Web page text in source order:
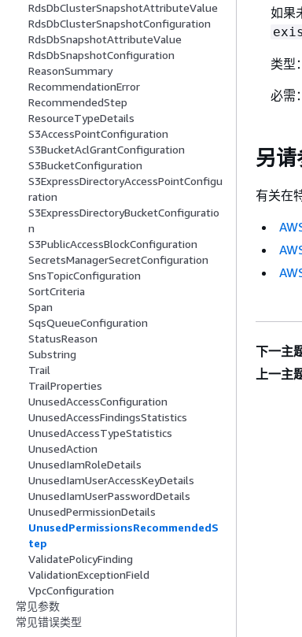
RdsDbClusterSnapshotAttributeValue
RdsDbClusterSnapshotConfiguration
RdsDbSnapshotAttributeValue
RdsDbSnapshotConfiguration
ReasonSummary
RecommendationError
RecommendedStep
ResourceTypeDetails
S3AccessPointConfiguration
S3BucketAclGrantConfiguration
S3BucketConfiguration
S3ExpressDirectoryAccessPointConfigu
ration
S3ExpressDirectoryBucketConfiguratio
n
S3PublicAccessBlockConfiguration
SecretsManagerSecretConfiguration
SnsTopicConfiguration
SortCriteria
Span
SqsQueueConfiguration
StatusReason
Substring
Trail
TrailProperties
UnusedAccessConfiguration
UnusedAccessFindingsStatistics
UnusedAccessTypeStatistics
UnusedAction
UnusedIamRoleDetails
UnusedIamUserAccessKeyDetails
UnusedIamUserPasswordDetails
UnusedPermissionDetails
UnusedPermissionsRecommendedS
tep
ValidatePolicyFinding
ValidationExceptionField
VpcConfiguration
常见参数
常见错误类型
如果
类型
必需
另请
有关在
下一主
上一主